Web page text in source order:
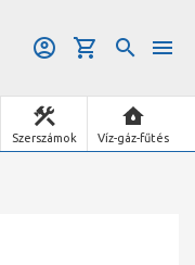
Szerszámok Víz-gáz-fűtés